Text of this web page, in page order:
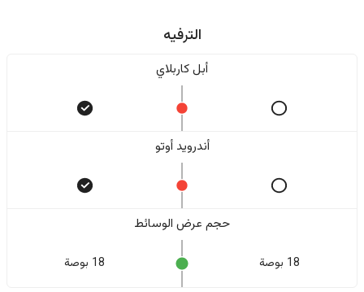
الترفيه
أبل كاربلاي
أندرويد أوتو
حجم عرض الوسائط
18 بوصة 18 بوصة